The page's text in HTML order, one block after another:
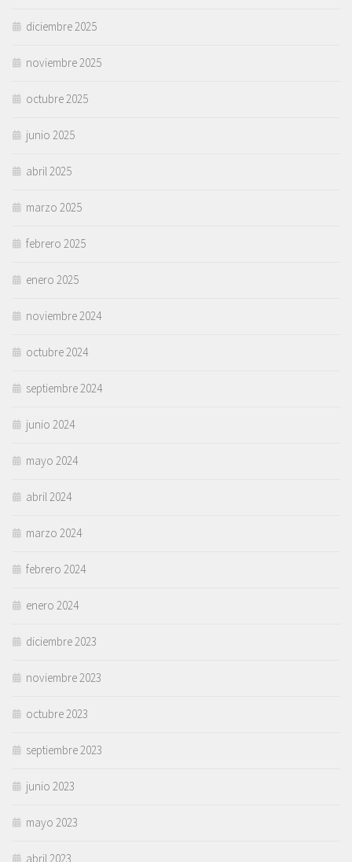
diciembre 2025
noviembre 2025
octubre 2025
junio 2025
abril 2025
marzo 2025
febrero 2025
enero 2025
noviembre 2024
octubre 2024
septiembre 2024
junio 2024
mayo 2024
abril 2024
marzo 2024
febrero 2024
enero 2024
diciembre 2023
noviembre 2023
octubre 2023
septiembre 2023
junio 2023
mayo 2023
abril 2023